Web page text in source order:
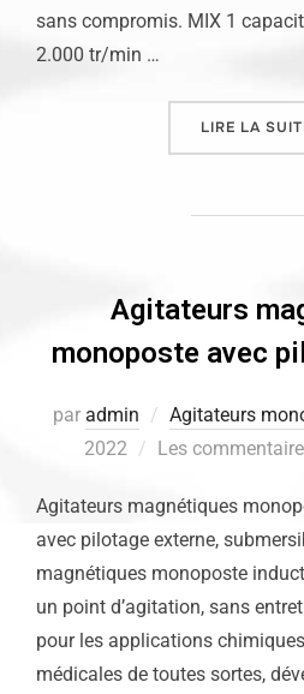
sans compromis. MIX 1
2.000 tr/min …
LIRE LA
Agitateurs
monoposte avec
par admin Agitateurs
2022
Les
Agitateurs magnétiques
avec pilotage externe,
magnétiques monoposte
un point d’agitation, sans
pour les applications
médicales de toutes sortes,